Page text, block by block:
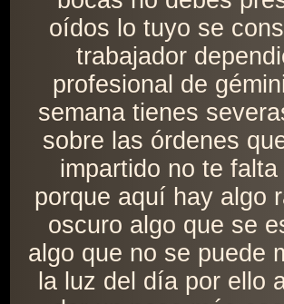
oídos lo tuyo se
trabajador
profesional de
semana tienes
sobre las órdenes
impartido no te falta
porque aquí hay algo
oscuro algo que se
algo que no se puede
la luz del día por ello